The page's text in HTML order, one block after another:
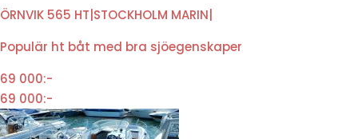
ÖRNVIK 565 HT STOCKHOLM MARIN
Populär ht båt med bra sjöegenskaper
69 000:-
69 000:-